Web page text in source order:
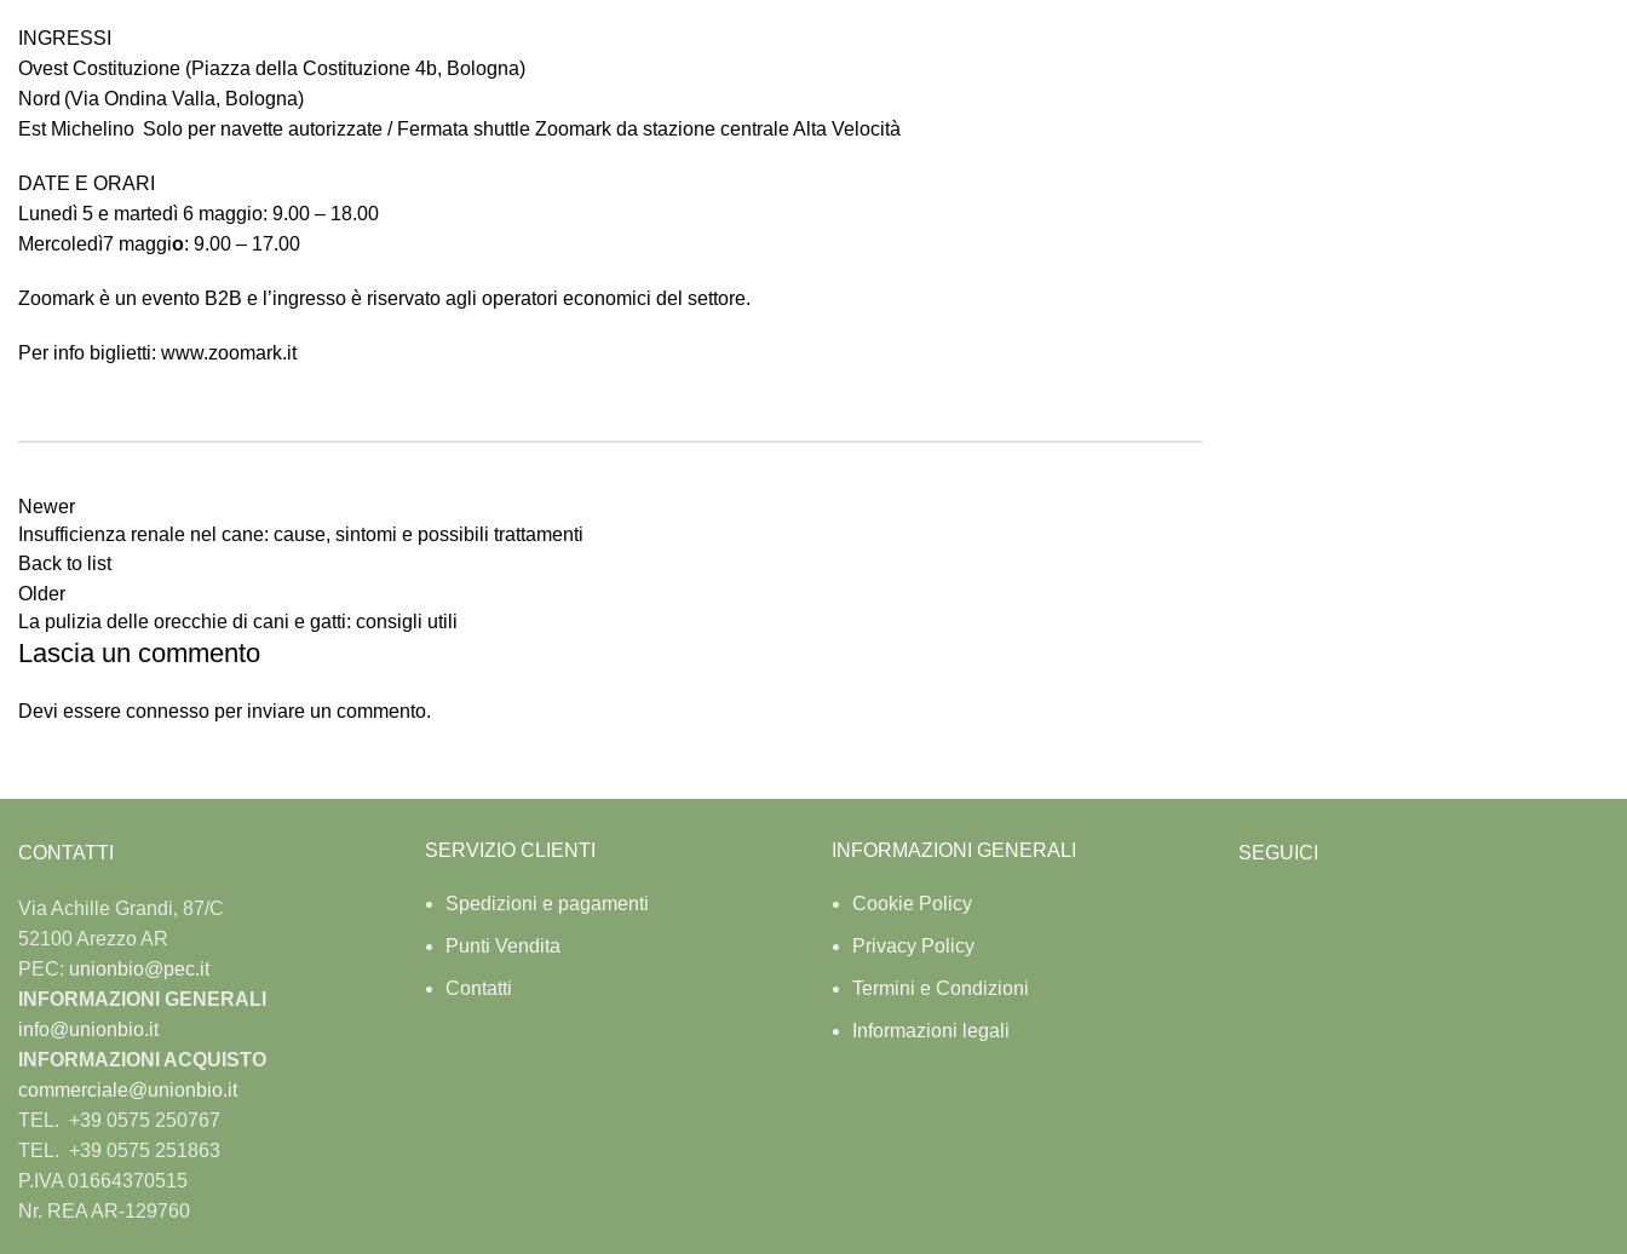
INGRESSI
Ovest Costituzione (Piazza della Costituzione 4b, Bologna)
Nord (Via Ondina Valla, Bologna)
Est Michelino Solo per navette autorizzate / Fermata shuttle Zoomark da stazione centrale Alta Velocità
DATE E ORARI
Lunedì 5 e martedì 6 maggio: 9.00 – 18.00
Mercoledì7 maggio: 9.00 – 17.00
Zoomark è un evento B2B e l’ingresso è riservato agli operatori economici del settore.
Per info biglietti: www.zoomark.it
Newer
Insufficienza renale nel cane: cause, sintomi e possibili trattamenti
Back to list
Older
La pulizia delle orecchie di cani e gatti: consigli utili
Lascia un commento
Devi essere connesso per inviare un commento.
CONTATTI
Via Achille Grandi, 87/C
52100 Arezzo AR
PEC: unionbio@pec.it
INFORMAZIONI GENERALI
info@unionbio.it
INFORMAZIONI ACQUISTO
commerciale@unionbio.it
TEL. +39 0575 250767
TEL. +39 0575 251863
P.IVA 01664370515
Nr. REA AR-129760
SERVIZIO CLIENTI
Spedizioni e pagamenti
Punti Vendita
Contatti
INFORMAZIONI GENERALI
Cookie Policy
Privacy Policy
Termini e Condizioni
Informazioni legali
SEGUICI